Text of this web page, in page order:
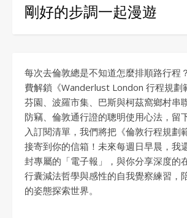
剛好的步調一起漫遊
每次去倫敦總是不知道怎麼排順路行程
費解鎖《Wanderlust London 行程規劃
芬園、波羅市集、巴斯與柯茲窩鄉村串
防竊、倫敦通行證的聰明使用心法，留
入訂閱清單，我們將把《倫敦行程規劃
接寄到你的信箱！未來每週日早晨，我
封專屬的「電子報」，與你分享深度的
行囊減法哲學與感性的自我覺察練習，
的姿態探索世界。